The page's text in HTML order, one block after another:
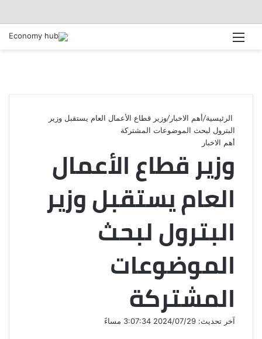
الرئيسية/أهم الاخبار/وزير قطاع الأعمال العام يستقبل وزير
البترول لبحث الموضوعات المشتركة
أهم الاخبار
وزير قطاع الأعمال
العام يستقبل وزير
البترول لبحث
الموضوعات
المشتركة
آخر تحديث: 2024/07/29 3:07:34 مساءً